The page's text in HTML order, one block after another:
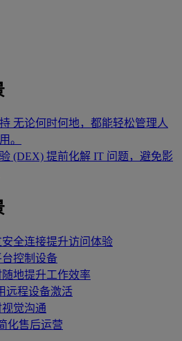
无论何时何地，都能轻松管理人
。
(DEX) 提前化解 IT 问题，避免影
全连接提升访问体验
台控制设备
随地提升工作效率
远程设备激活
视觉沟通
化售后运营